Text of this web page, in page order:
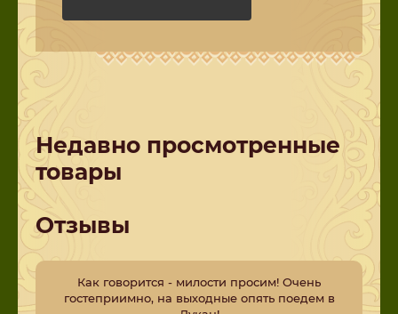
Отзывы
Как говорится - милости просим! Очень
гостеприимно, на выходные опять поедем в
Недавно просмотренные
товары